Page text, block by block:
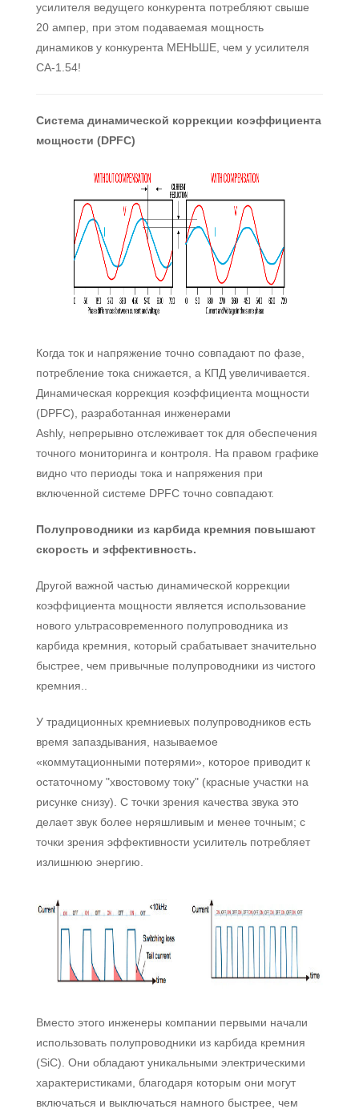
усилителя ведущего конкурента потребляют свыше
20 ампер, при этом подаваемая мощность
динамиков у конкурента МЕНЬШЕ, чем у усилителя
CA-1.54!
Система динамической коррекции коэффициента
мощности (DPFC)
Когда ток и напряжение точно совпадают по фазе,
потребление тока снижается, а КПД увеличивается.
Динамическая коррекция коэффициента мощности
(DPFC), разработанная инженерами
Ashly, непрерывно отслеживает ток для обеспечения
точного мониторинга и контроля. На правом графике
видно что периоды тока и напряжения при
включенной системе DPFC точно совпадают.
Полупроводники из карбида кремния повышают
скорость и эффективность.
Другой важной частью динамической коррекции
коэффициента мощности является использование
нового ультрасовременного полупроводника из
карбида кремния, который срабатывает значительно
быстрее, чем привычные полупроводники из чистого
кремния..
У традиционных кремниевых полупроводников есть
время запаздывания, называемое
«коммутационными потерями», которое приводит к
остаточному "хвостовому току" (красные участки на
рисунке снизу). С точки зрения качества звука это
делает звук более неряшливым и менее точным; с
точки зрения эффективности усилитель потребляет
излишнюю энергию.
Вместо этого инженеры компании первыми начали
использовать полупроводники из карбида кремния
(SiC). Они обладают уникальными электрическими
характеристиками, благодаря которым они могут
включаться и выключаться намного быстрее, чем